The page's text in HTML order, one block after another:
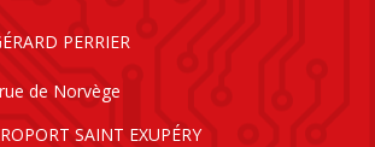
PERRIER
de Norvège
SAINT EXUPÉRY